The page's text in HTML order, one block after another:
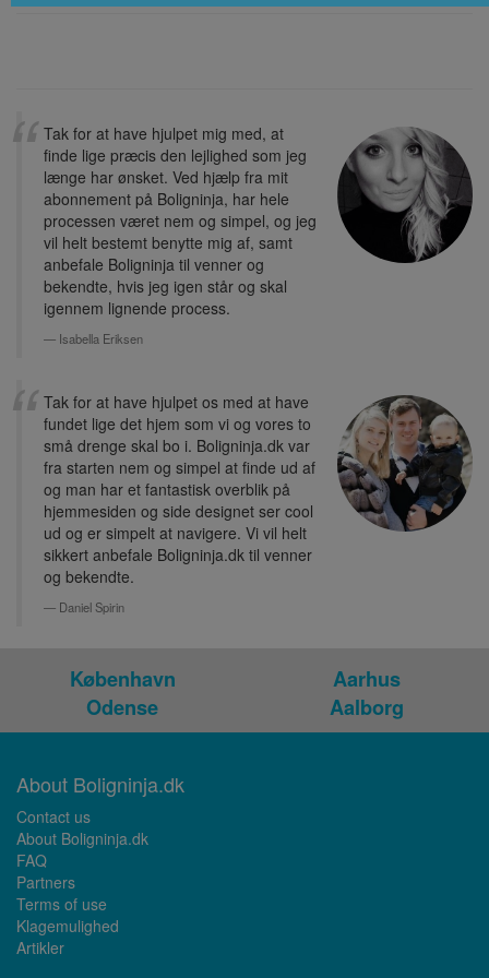
Tak for at have hjulpet mig med, at
finde lige præcis den lejlighed som jeg
længe har ønsket. Ved hjælp fra mit
abonnement på Boligninja, har hele
processen været nem og simpel, og jeg
vil helt bestemt benytte mig af, samt
anbefale Boligninja til venner og
bekendte, hvis jeg igen står og skal
igennem lignende process.
Isabella Eriksen
Tak for at have hjulpet os med at have
fundet lige det hjem som vi og vores to
små drenge skal bo i. Boligninja.dk var
fra starten nem og simpel at finde ud af
og man har et fantastisk overblik på
hjemmesiden og side designet ser cool
ud og er simpelt at navigere. Vi vil helt
sikkert anbefale Boligninja.dk til venner
og bekendte.
Daniel Spirin
København
Aarhus
Odense
Aalborg
About Boligninja.dk
Contact us
About Boligninja.dk
FAQ
Partners
Terms of use
Klagemulighed
Artikler